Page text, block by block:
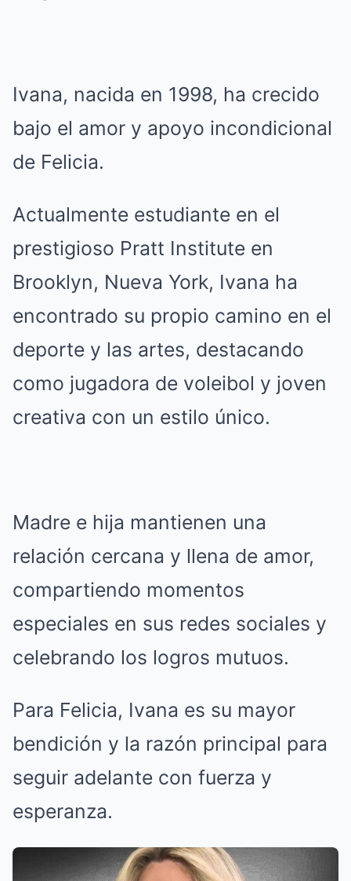
Ivana, nacida en 1998, ha crecido
bajo el amor y apoyo incondicional
de Felicia.
Actualmente estudiante en el
prestigioso Pratt Institute en
Brooklyn, Nueva York, Ivana ha
encontrado su propio camino en el
deporte y las artes, destacando
como jugadora de voleibol y joven
creativa con un estilo único.
Madre e hija mantienen una
relación cercana y llena de amor,
compartiendo momentos
especiales en sus redes sociales y
celebrando los logros mutuos.
Para Felicia, Ivana es su mayor
bendición y la razón principal para
seguir adelante con fuerza y
esperanza.